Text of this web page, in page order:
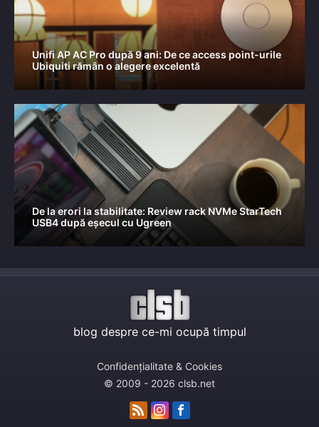
Unifi AP AC Pro după 9 ani: De ce access point-urile
Ubiquiti rămân o alegere excelentă
De la erori la stabilitate: Review rack NVMe StarTech
USB4 după eșecul cu Ugreen
blog despre ce-mi ocupă timpul
Confidențialitate & Cookies
© 2009 - 2026 clsb.net